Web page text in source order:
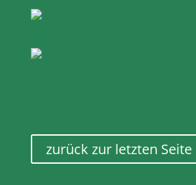
zurück zur letzten Seite